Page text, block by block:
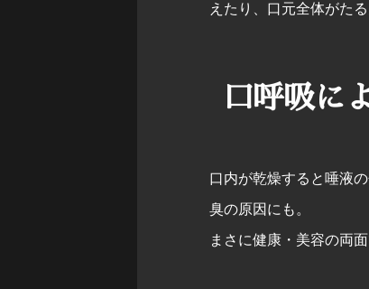
えたり、口元全体がた
口呼吸に
口内が乾燥すると唾液
臭の原因にも。
まさに健康・美容の両